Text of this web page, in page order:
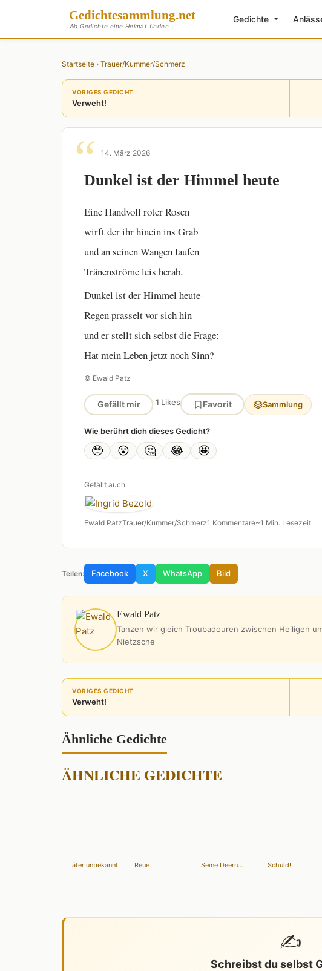
Gedichtesammlung.net
Wo Gedichte eine Heimat finden
Gedichte
Startseite › Trauer/Kummer/Schmerz
VORIGES GEDICHT
Verweht!
14. März 2026
Dunkel ist der Himmel heute
Eine Handvoll roter Rosen
wirft der ihr hinein ins Grab
und an seinen Wangen laufen
Tränenströme leis herab.
Dunkel ist der Himmel heute-
Regen prasselt vor sich hin
und er stellt sich selbst die Frage:
Hat mein Leben jetzt noch Sinn?
© Ewald Patz
Gefällt mir 1 Likes Favorit Sammlung
Wie berührt dich dieses Gedicht?
🥹 😮 🤔 😂 🤩
Gefällt auch:
Ewald PatzTrauer/Kummer/Schmerz1 Kommentare~1 Min. Lesezeit
Teilen: Facebook X WhatsApp Bild
Ewald Patz
Tanzen wir gleich Troubadouren zwischen Heiligen
Nietzsche
VORIGES GEDICHT
Verweht!
Ähnliche Gedichte
ÄHNLICHE GEDICHTE
Täter unbekannt Reue Seine Deern... Schuld!
✍️
Schreibst du selbst